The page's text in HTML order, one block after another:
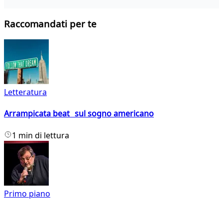
Raccomandati per te
Letteratura
Arrampicata beat sul sogno americano
1 min di lettura
Primo piano